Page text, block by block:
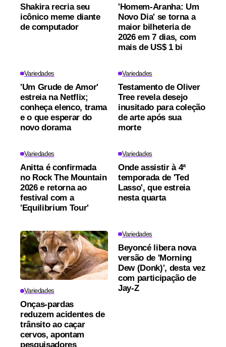
Shakira recria seu
icônico meme diante
de computador
'Homem-Aranha: Um
Novo Dia' se torna a
maior bilheteria de
2026 em 7 dias, com
mais de US$ 1 bi
Variedades
'Um Grude de Amor'
estreia na Netflix;
conheça elenco, trama
e o que esperar do
novo dorama
Variedades
Testamento de Oliver
Tree revela desejo
inusitado para coleção
de arte após sua
morte
Variedades
Anitta é confirmada
no Rock The Mountain
2026 e retorna ao
festival com a
'Equilibrium Tour'
Variedades
Onde assistir à 4ª
temporada de 'Ted
Lasso', que estreia
nesta quarta
Variedades
Onças-pardas
reduzem acidentes de
trânsito ao caçar
cervos, apontam
pesquisadores
Variedades
Beyoncé libera nova
versão de 'Morning
Dew (Donk)', desta vez
com participação de
Jay-Z